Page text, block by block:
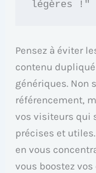
Pensez à éviter
contenu
génériques. Non
référencement,
vos visiteurs qui
précises et
en vous
vous boostez